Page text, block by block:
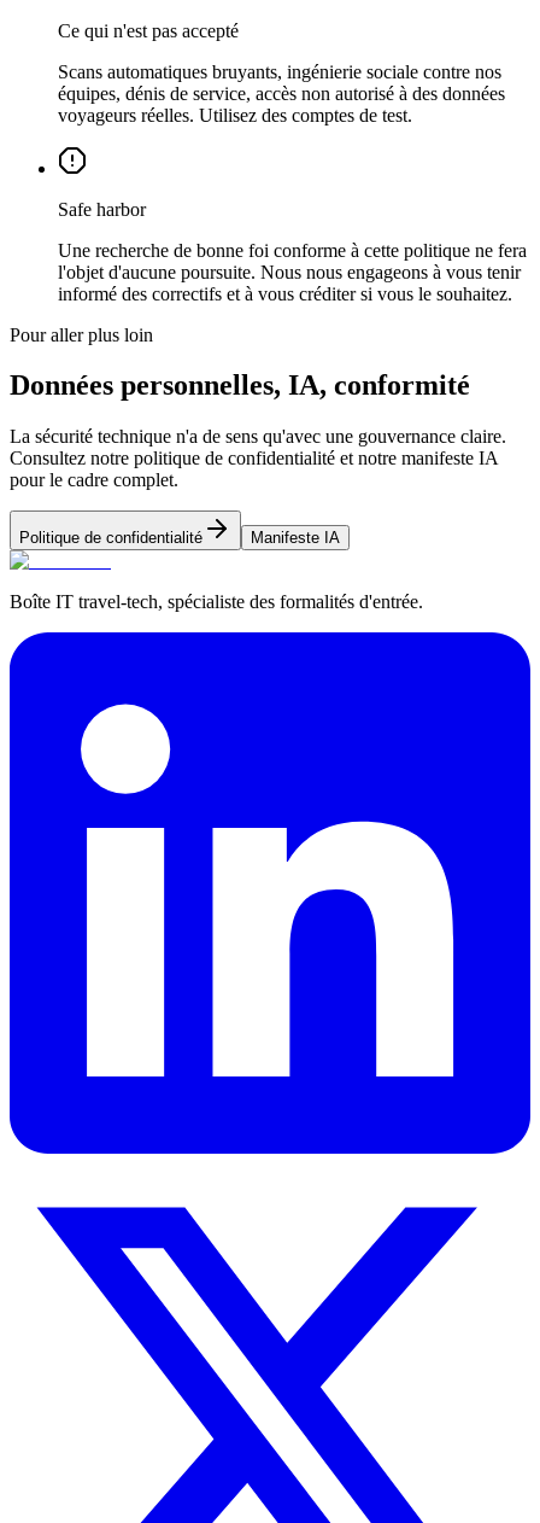
Ce qui n'est pas accepté
Scans automatiques bruyants, ingénierie sociale contre nos
équipes, dénis de service, accès non autorisé à des données
voyageurs réelles. Utilisez des comptes de test.
Safe harbor
Une recherche de bonne foi conforme à cette politique ne fera
l'objet d'aucune poursuite. Nous nous engageons à vous tenir
informé des correctifs et à vous créditer si vous le souhaitez.
Pour aller plus loin
Données personnelles, IA, conformité
La sécurité technique n'a de sens qu'avec une gouvernance claire.
Consultez notre politique de confidentialité et notre manifeste IA
pour le cadre complet.
Politique de confidentialité Manifeste IA
Boîte IT travel-tech, spécialiste des formalités d'entrée.